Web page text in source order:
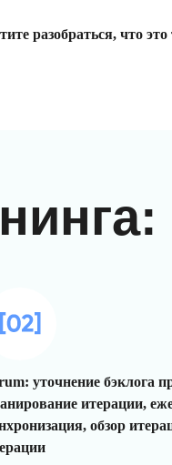
разобраться, что это
уточнение бэклога
итерации,
обзор